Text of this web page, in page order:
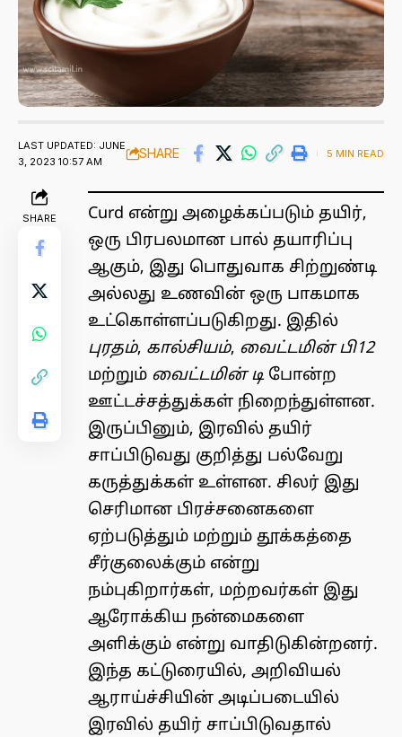
LAST UPDATED: JUNE
3, 2023 10:57 AM
SHARE 5 MIN READ
SHARE
Curd என்று அழைக்கப்படும் தயிர்,
ஒரு பிரபலமான பால் தயாரிப்பு
ஆகும், இது பொதுவாக சிற்றுண்டி
அல்லது உணவின் ஒரு பாகமாக
உட்கொள்ளப்படுகிறது. இதில்
புரதம், கால்சியம், வைட்டமின் பி12
மற்றும் வைட்டமின் டி போன்ற
ஊட்டச்சத்துக்கள் நிறைந்துள்ளன.
இருப்பினும், இரவில் தயிர்
சாப்பிடுவது குறித்து பல்வேறு
கருத்துக்கள் உள்ளன. சிலர் இது
செரிமான பிரச்சனைகளை
ஏற்படுத்தும் மற்றும் தூக்கத்தை
சீர்குலைக்கும் என்று
நம்புகிறார்கள், மற்றவர்கள் இது
ஆரோக்கிய நன்மைகளை
அளிக்கும் என்று வாதிடுகின்றனர்.
இந்த கட்டுரையில், அறிவியல்
ஆராய்ச்சியின் அடிப்படையில்
இரவில் தயிர் சாப்பிடுவதால்